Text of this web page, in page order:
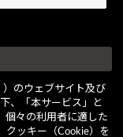
）のウェブサイト及び
、「本サービス」と
個々の利用者に適した
クッキー（Cookie）を